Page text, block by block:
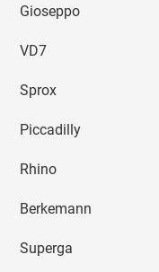
Gioseppo
VD7
Sprox
Piccadilly
Rhino
Berkemann
Superga